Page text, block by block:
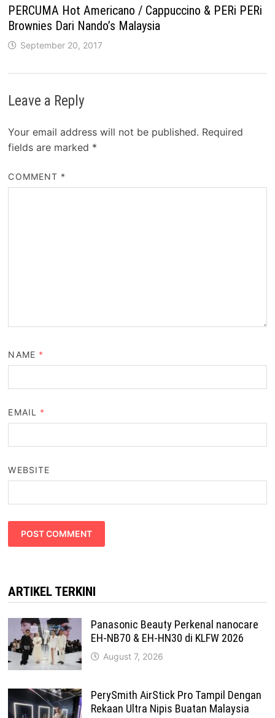
PERCUMA Hot Americano / Cappuccino & PERi PERi
Brownies Dari Nando’s Malaysia
September 20, 2017
Leave a Reply
Your email address will not be published. Required
fields are marked *
COMMENT *
NAME *
EMAIL *
WEBSITE
ARTIKEL TERKINI
Panasonic Beauty Perkenal nanocare
EH-NB70 & EH-HN30 di KLFW 2026
August 7, 2026
PerySmith AirStick Pro Tampil Dengan
Rekaan Ultra Nipis Buatan Malaysia